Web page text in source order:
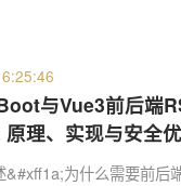
与Vue3前后端
原理、实现与安全
&#xff1a;为什么需要前后